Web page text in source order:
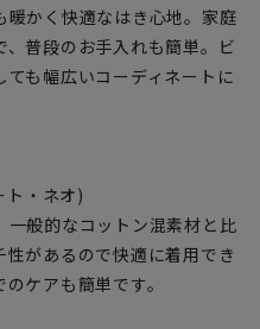
かく快適なはき心地。家庭
普段のお手入れも簡単。ビ
も幅広いコーディネートに
・ネオ)
般的なコットン混素材と比
があるので快適に着用でき
ケアも簡単です。